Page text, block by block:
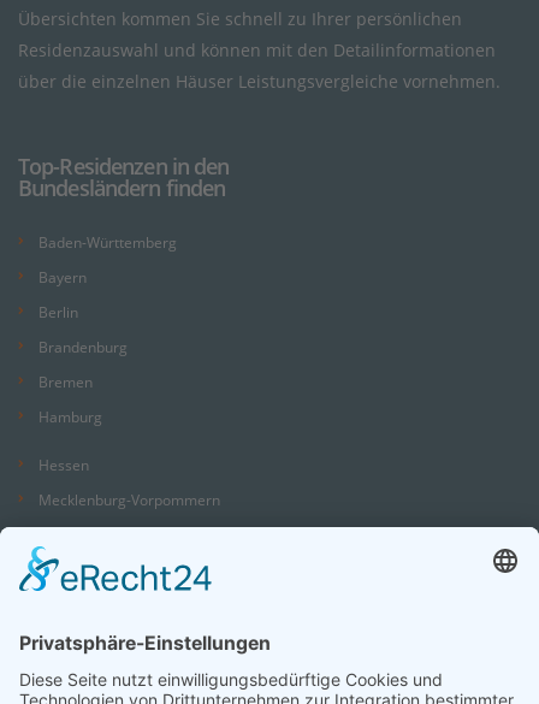
Übersichten kommen Sie schnell zu Ihrer persönlichen
Residenzauswahl und können mit den Detailinformationen
über die einzelnen Häuser Leistungsvergleiche vornehmen.
Top-Residenzen in den
Bundesländern finden
Baden-Württemberg
Bayern
Berlin
Brandenburg
Bremen
Hamburg
Hessen
Mecklenburg-Vorpommern
Niedersachsen
Nordrhein-Westfalen
Saarland
Sachsen